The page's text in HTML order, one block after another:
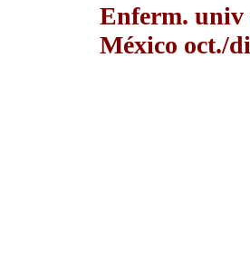
Enferm. univ
México oct./